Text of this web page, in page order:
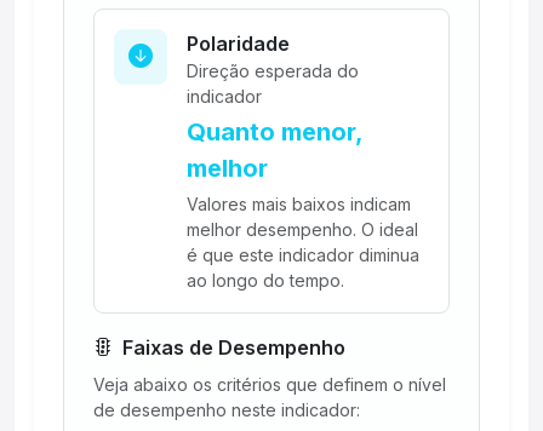
Polaridade
Direção esperada do
indicador
Quanto menor,
melhor
Valores mais baixos indicam
melhor desempenho. O ideal
é que este indicador diminua
ao longo do tempo.
Faixas de Desempenho
Veja abaixo os critérios que definem o nível
de desempenho neste indicador: